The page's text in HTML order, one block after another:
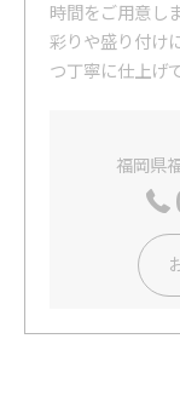
時間をご用意し
彩りや盛り付け
つ丁寧に仕上げ
福岡県